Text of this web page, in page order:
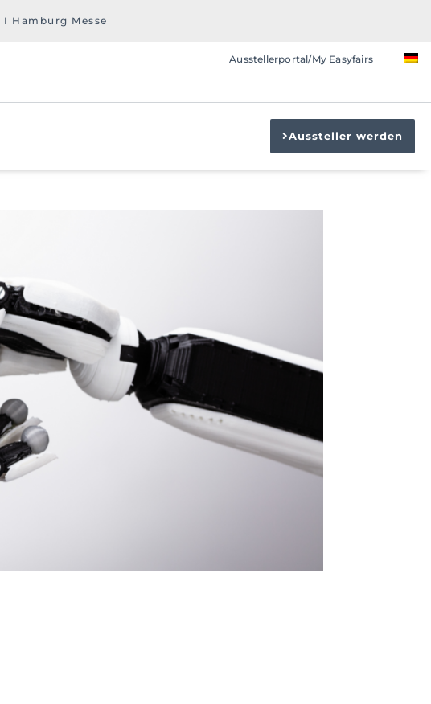
I Hamburg Messe
Ausstellerportal/My Easyfairs
Aussteller werden